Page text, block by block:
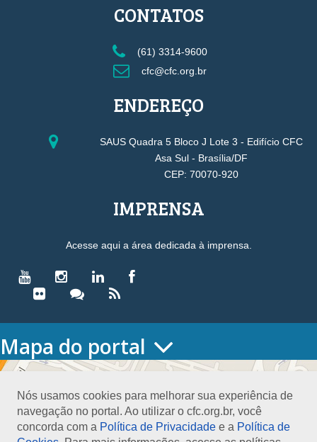
Nós usamos cookies para melhorar sua experiência de
navegação no portal. Ao utilizar o cfc.org.br, você
concorda com a Política de Privacidade e a Política de
CONTATOS
(61) 3314-9600
cfc@cfc.org.br
ENDEREÇO
SAUS Quadra 5 Bloco J Lote 3 - Edifício CFC
Asa Sul - Brasília/DF
CEP: 70070-920
IMPRENSA
Acesse aqui a área dedicada à imprensa.
Mapa do portal
HOME
Conselho Diretor
Nossa Sede
Planejamento